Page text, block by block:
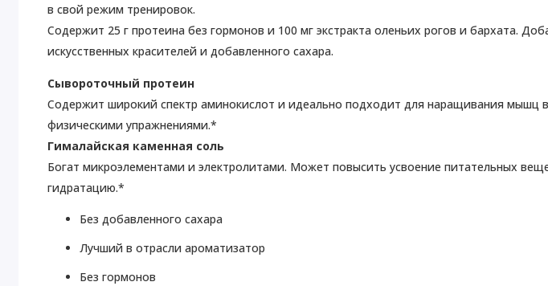
в свой режим тренировок.
Содержит 25 г протеина без гормонов и 100 мг экстракта оленьих рогов и бархата.
искусственных красителей и добавленного сахара.
Сывороточный протеин
Содержит широкий спектр аминокислот и идеально подходит для наращивания мышц
физическими упражнениями.*
Гималайская каменная соль
Богат микроэлементами и электролитами. Может повысить усвоение питательных
гидратацию.*
Без добавленного сахара
Лучший в отрасли ароматизатор
Без гормонов